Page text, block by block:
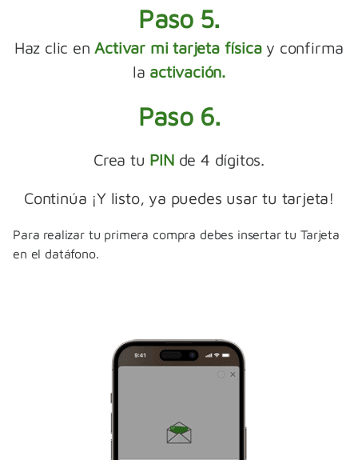
Paso 5.
Haz clic enActivar mi tarjeta física y confirma
la activación.
Paso 6.
Crea tu PINde 4 dígitos.
Continúa ¡Y listo, ya puedes usar tu tarjeta!​
Para realizar tu primera compra debes insertar tu Tarjeta
en el datáfono.